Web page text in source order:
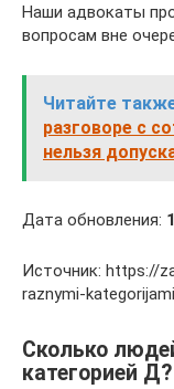
Наши адвокаты
вопросам вне
Читайте
разговоре с
нельзя
Дата обновления:
Источник: https://
raznymi-
Сколько
категорией Д?